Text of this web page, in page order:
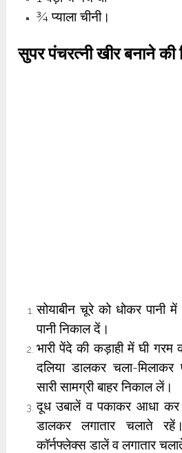
¾ प्याला चीनी।
सुपर पंचरत्नी खीर बनाने की
सोयाबीन चूरे को धोकर पानी
पानी निकाल दें।
भारी पेंदे की कड़ाही में घी गरम
दलिया डालकर चला-
सारी सामग्री बाहर निकाल लें।
दूध उबालें व पकाकर आधा कर
डालकर लगातार चलाते
कॉर्नफ्लेक्स डालें व लगातार